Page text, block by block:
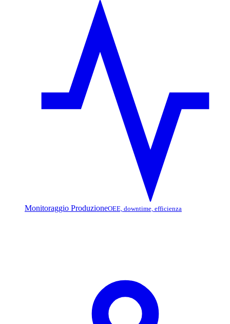
Monitoraggio ProduzioneOEE, downtime, efficienza